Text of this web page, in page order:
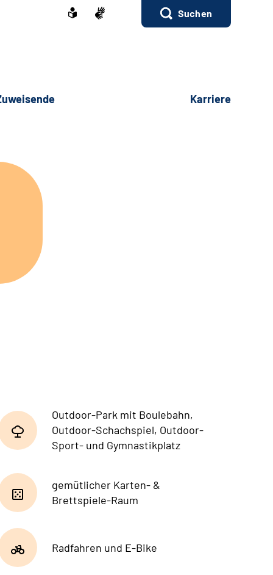
Suchen
Karriere
Outdoor-Park mit Boulebahn,
Outdoor-Schachspiel, Outdoor-
Sport- und Gymnastikplatz
gemütlicher Karten- &
Brettspiele-Raum
Radfahren und E-Bike